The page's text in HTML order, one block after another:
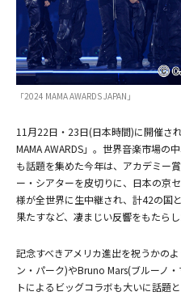
「2024 MAMA AWARDS JAPAN」
11月22日・23日(日本時間)に開催さ
MAMA AWARDS」。世界音楽市場の
も話題を集めた今年は、アカデミー
ー・シアターを皮切りに、日本の京
様が全世界に生中継され、計42の国
果たすなど、凄まじい反響をもたらし
記念すべきアメリカ進出を祝うかの
ン・パーク)やBruno Mars(ブルーノ
トによるビッグコラボも大いに話題
(C) CJ ENM Co., Ltd, All Rights Reserved
(C) CJ ENM Co., Ltd, All Rights Reserved